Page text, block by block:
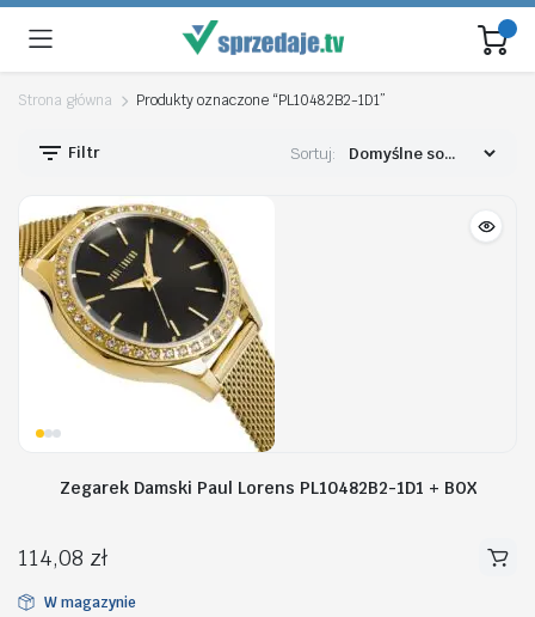
Strona główna Produkty oznaczone “PL10482B2-1D1”
Filtr Sortuj:
Zegarek Damski Paul Lorens PL10482B2-1D1 + BOX
114,08 zł
W magazynie